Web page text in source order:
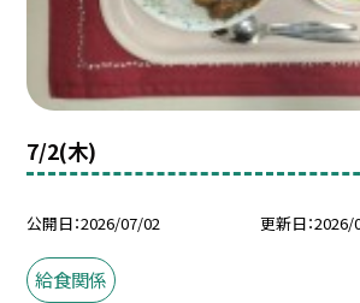
7/2(木)
公開日 2026/07/02 更新日 2026/
給食関係